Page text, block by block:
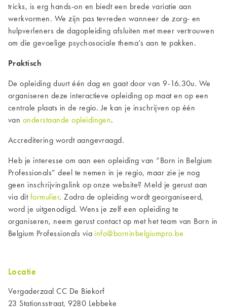
tricks, is erg hands-on en biedt een brede variatie aan
werkvormen. We zijn pas tevreden wanneer de zorg- en
hulpverleners de dagopleiding afsluiten met meer vertrouwen
om die gevoelige psychosociale thema’s aan te pakken.
Praktisch
De opleiding duurt één dag en gaat door van 9-16.30u. We
organiseren deze interactieve opleiding op maat en op een
centrale plaats in de regio. Je kan je inschrijven op één
van onderstaande opleidingen.
Accreditering wordt aangevraagd.
Heb je interesse om aan een opleiding van “Born in Belgium
Professionals” deel te nemen in je regio, maar zie je nog
geen inschrijvingslink op onze website? Meld je gerust aan
via ditformulier. Zodra de opleiding wordt georganiseerd,
word je uitgenodigd. Wens je zelf een opleiding te
organiseren, neem gerust contact op met het team van Born in
Belgium Professionals via info@borninbelgiumpro.be
Locatie
Vergaderzaal CC De Biekorf
23 Stationsstraat, 9280 Lebbeke